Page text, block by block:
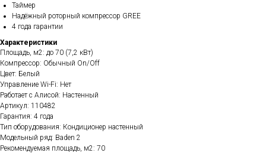
Таймер
Надёжный роторный компрессор GREE
4 года гарантии
Характеристики
Площадь, м2: до 70 (7,2 кВт)
Компрессор: Обычный On/Off
Цвет: Белый
Управление Wi-Fi: Нет
Работает с Алисой: Настенный
Артикул: 110482
Гарантия: 4 года
Тип оборудования: Кондиционер настенный
Модельный ряд: Baden 2
Рекомендуемая площадь, м2: 70